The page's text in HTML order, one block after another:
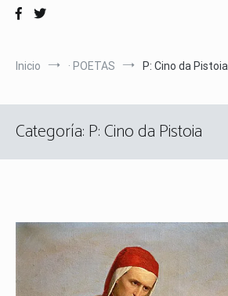
Inicio · POETAS P: Cino da Pistoia
Categoría:P: Cino da Pistoia